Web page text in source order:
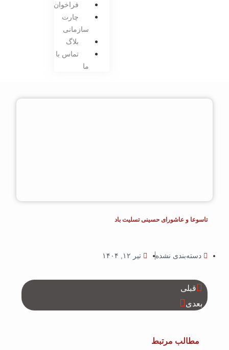
فراخوان
چارت
سازمانی
بلاگ
تماس با
تاسوعا و عاشورای حسینی تسلیت باد
دسته‌بندی نشده تیر ۱۲, ۱۴۰۴
قبلی
بعدی
مطالب مرتبط